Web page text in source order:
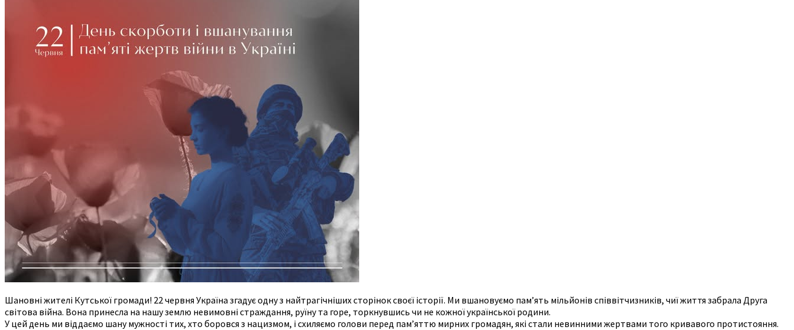
Шановні жителі Кутської громади! 22 червня Україна згадує одну з найтрагічніших сторінок своєї історії. Ми вшановуємо пам’ять мільйонів співвітчизників, чиї життя забрала Друга
світова війна. Вона принесла на нашу землю невимовні страждання, руїну та горе, торкнувшись чи не кожної української родини.
У цей день ми віддаємо шану мужності тих, хто боровся з нацизмом, і схиляємо голови перед пам’яттю мирних громадян, які стали невинними жертвами того кривавого протистояння.